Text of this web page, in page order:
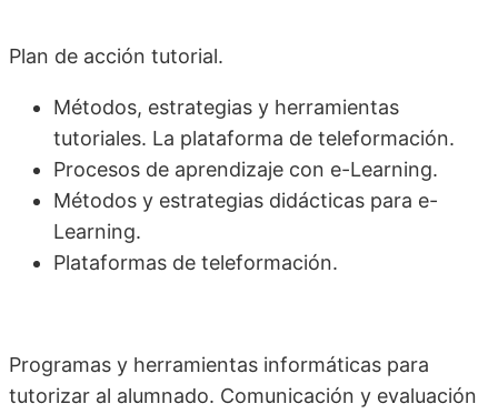
Plan de acción tutorial.
Métodos, estrategias y herramientas
tutoriales. La plataforma de teleformación.
Procesos de aprendizaje con e-Learning.
Métodos y estrategias didácticas para e-
Learning.
Plataformas de teleformación.
Programas y herramientas informáticas para
tutorizar al alumnado. Comunicación y evaluación